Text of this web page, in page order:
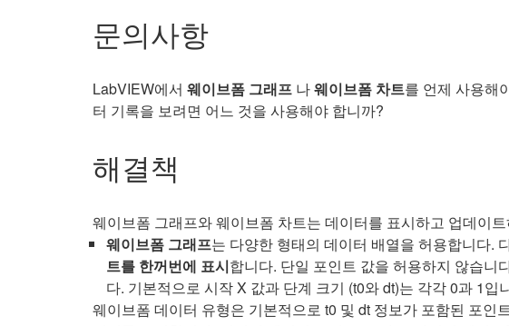
문의사항
LabVIEW에서 웨이브폼 그래프 나웨이브폼 차트를 언제 사용해
터 기록을 보려면 어느 것을 사용해야 합니까?
해결책
웨이브폼 그래프와 웨이브폼 차트는 데이터를 표시하고 업데이
웨이브폼 그래프는 다양한 형태의 데이터 배열을 허용합니다.
트를 한꺼번에 표시합니다. 단일 포인트 값을 허용하지 않습니
다. 기본적으로 시작 X 값과 단계 크기 (t0와 dt)는 각각 0과 1
웨이브폼 데이터 유형은 기본적으로 t0 및 dt 정보가 포함된 포